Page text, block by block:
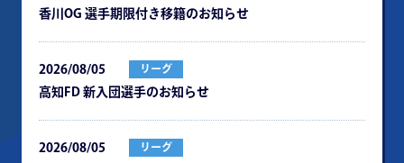
⾹川OG 選⼿期限付き移籍のお知らせ
2026/08/05 リーグ
⾼知FD 新⼊団選⼿のお知らせ
2026/08/05 リーグ